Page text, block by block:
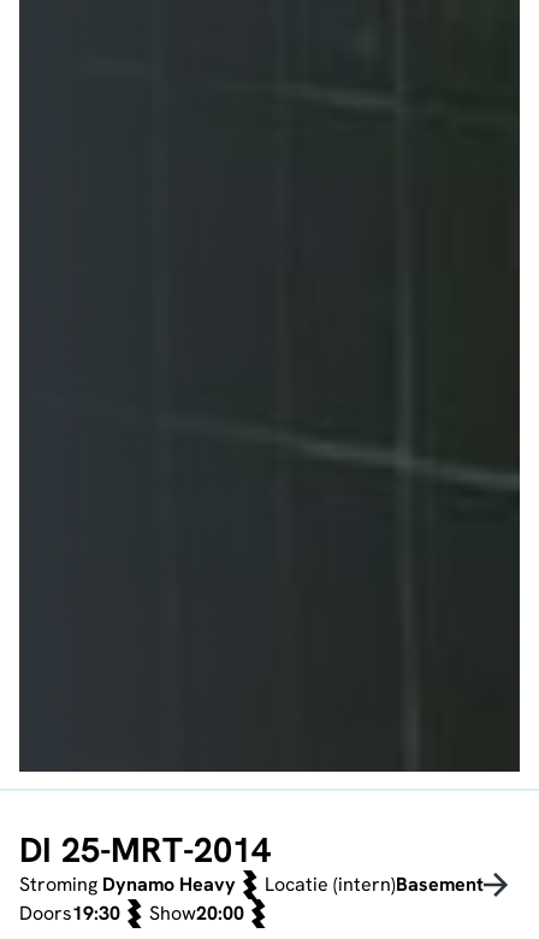
DI 25-MRT-2014
Stroming Dynamo Heavy Locatie (intern)Basement
Doors19:30 Show20:00